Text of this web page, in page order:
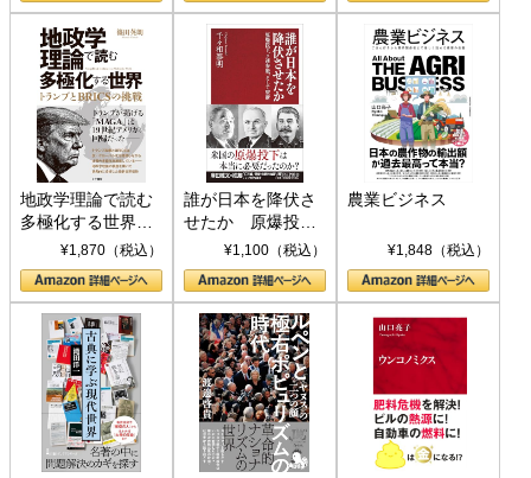
地政学理論で読む
多極化する世界：
トランプとBRICS
の挑戦
¥1,870（税込）
誰が日本を降伏さ
せたか 原爆投
下、ソ連参戦、そ
して聖断 (PHP新
書)
¥1,100（税込）
農業ビジネス
¥1,848（税込）